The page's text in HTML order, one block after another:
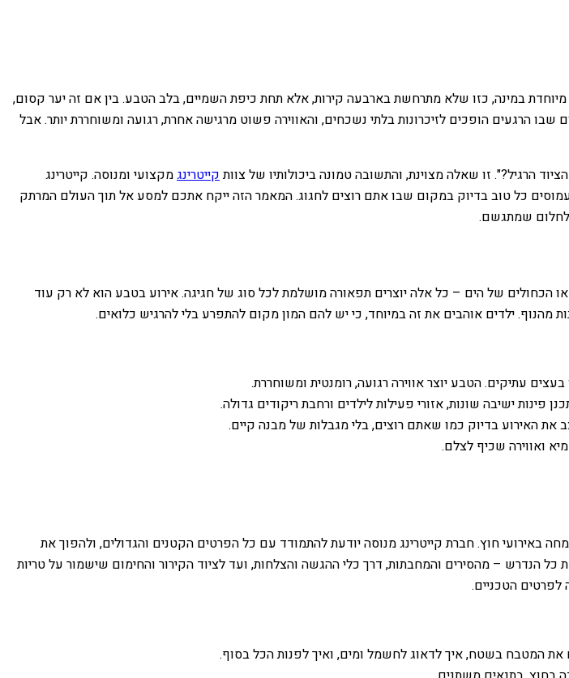
מיוחדת במינה, כזו שלא מתרחשת בארבעה קירות, אלא תחת כיפת השמיים, בלב הטבע. בין אם זה יער קסום,
הרגעים הופכים לזיכרונות בלתי נשכחים, והאווירה פשוט מרגישה אחרת, רגועה ומשוחררת יותר. אבל
הרגיל?". זו שאלה מצוינת, והתשובה טמונה ביכולותיו של צוותקייטרינגמקצועי ומנוסה. קייטרינג
כל טוב בדיוק במקום שבו אתם רוצים לחגוג. המאמר הזה ייקח אתכם למסע אל תוך העולם המרתק
לחלום שמתגשם.
של הים – כל אלה יוצרים תפאורה מושלמת לכל סוג של חגיגה. אירוע בטבע הוא לא רק עוד
ילדים אוהבים את זה במיוחד, כי יש להם המון מקום להתפרע בלי להרגיש כלואים.
עתיקים. הטבע יוצר אווירה רגועה, רומנטית ומשוחררת.
ישיבה שונות, אזורי פעילות לילדים ורחבת ריקודים גדולה.
האירוע בדיוק כמו שאתם רוצים, בלי מגבלות של מבנה קיים.
ואווירה שכיף לצלם.
חוץ. חברת קייטרינג מנוסה יודעת להתמודד עם כל הפרטים הקטנים והגדולים, ולהפוך את
הנדרש – מהסירים והמחבתות, דרך כלי ההגשה והצלחות, ועד לציוד הקירור והחימום שישמור על טריות
הטכניים.
את המטבח בשטח, איך לדאוג לחשמל ומים, ואיך לפנות הכל בסוף.